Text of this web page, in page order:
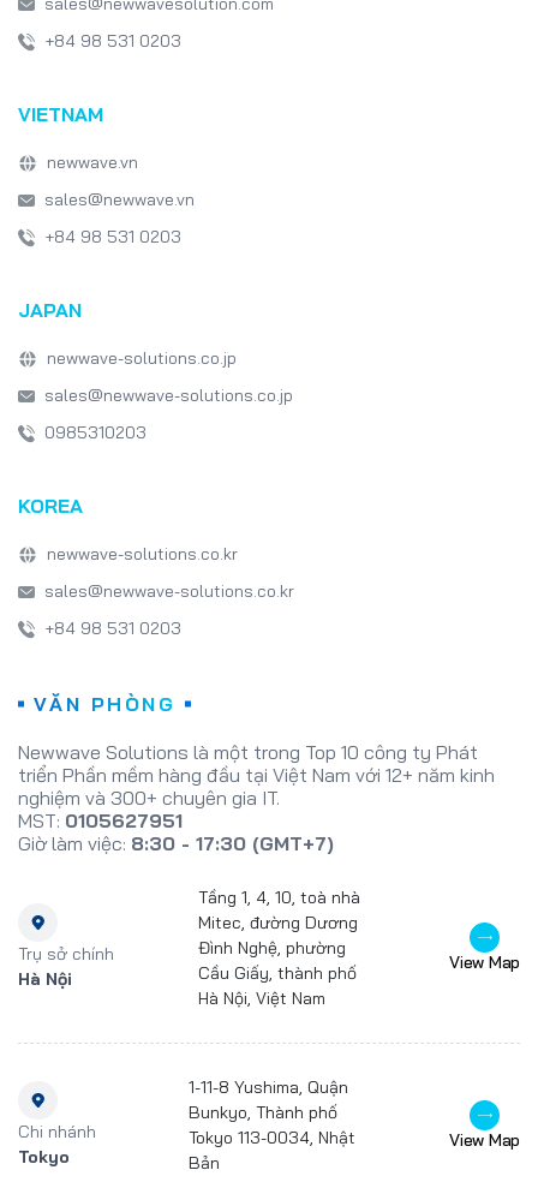
Game Development Game Design
Japan IT Week
+84 98 531 0203
VIETNAM
newwave.vn
sales@newwave.vn
+84 98 531 0203
JAPAN
newwave-solutions.co.jp
sales@newwave-solutions.co.jp
0985310203
KOREA
newwave-solutions.co.kr
sales@newwave-solutions.co.kr
+84 98 531 0203
VĂN PHÒNG
Newwave Solutions là một trong Top 10 công ty Phát
triển Phần mềm hàng đầu tại Việt Nam với 12+ năm kinh
nghiệm và 300+ chuyên gia IT.
MST: 0105627951
Giờ làm việc: 8:30 - 17:30 (GMT+7)
Trụ sở chính
Hà Nội
Tầng 1, 4, 10, toà nhà
Mitec, đường Dương
Đình Nghệ, phường
Cầu Giấy, thành phố
Hà Nội, Việt Nam
View Map
Chi nhánh
Tokyo
1-11-8 Yushima, Quận
Bunkyo, Thành phố
Tokyo 113-0034, Nhật
Bản
View Map